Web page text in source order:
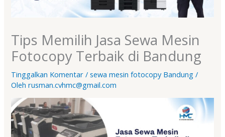
Tips Memilih Jasa Sewa Mesin
Fotocopy Terbaik di Bandung
Tinggalkan Komentar /sewa mesin fotocopy Bandung /
Olehrusman.cvhmc@gmail.com